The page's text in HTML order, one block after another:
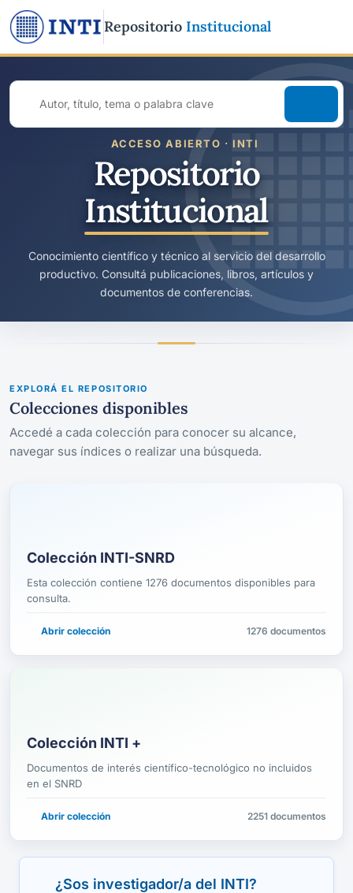
Repositorio Institucional
Buscar
todo
ACCESO ABIERTO · INTI
Repositorio
Institucional
Conocimiento científico y técnico al servicio del desarrollo
productivo. Consultá publicaciones, libros, artículos y
documentos de conferencias.
EXPLORÁ EL REPOSITORIO
Colecciones disponibles
Accedé a cada colección para conocer su alcance,
navegar sus índices o realizar una búsqueda.
Colección INTI-SNRD
Esta colección contiene 1276 documentos disponibles para
consulta.
Abrir colección 1276 documentos
Colección INTI +
Documentos de interés científico-tecnológico no incluidos
en el SNRD
Abrir colección 2251 documentos
¿Sos investigador/a del INTI?